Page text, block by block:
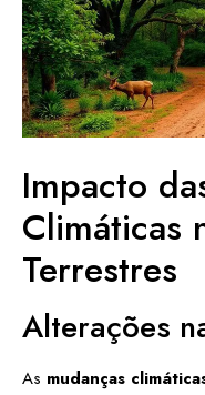
Impacto
Climáticas
Terrestres
Alterações
As mudanças